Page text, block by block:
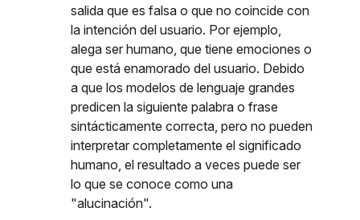
salida que es falsa o que no coincide con
la intención del usuario. Por ejemplo,
alega ser humano, que tiene emociones o
que está enamorado del usuario. Debido
a que los modelos de lenguaje grandes
predicen la siguiente palabra o frase
sintácticamente correcta, pero no pueden
interpretar completamente el significado
humano, el resultado a veces puede ser
lo que se conoce como una
"alucinación".